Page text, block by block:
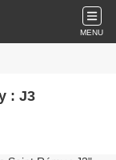
MENU
: J3